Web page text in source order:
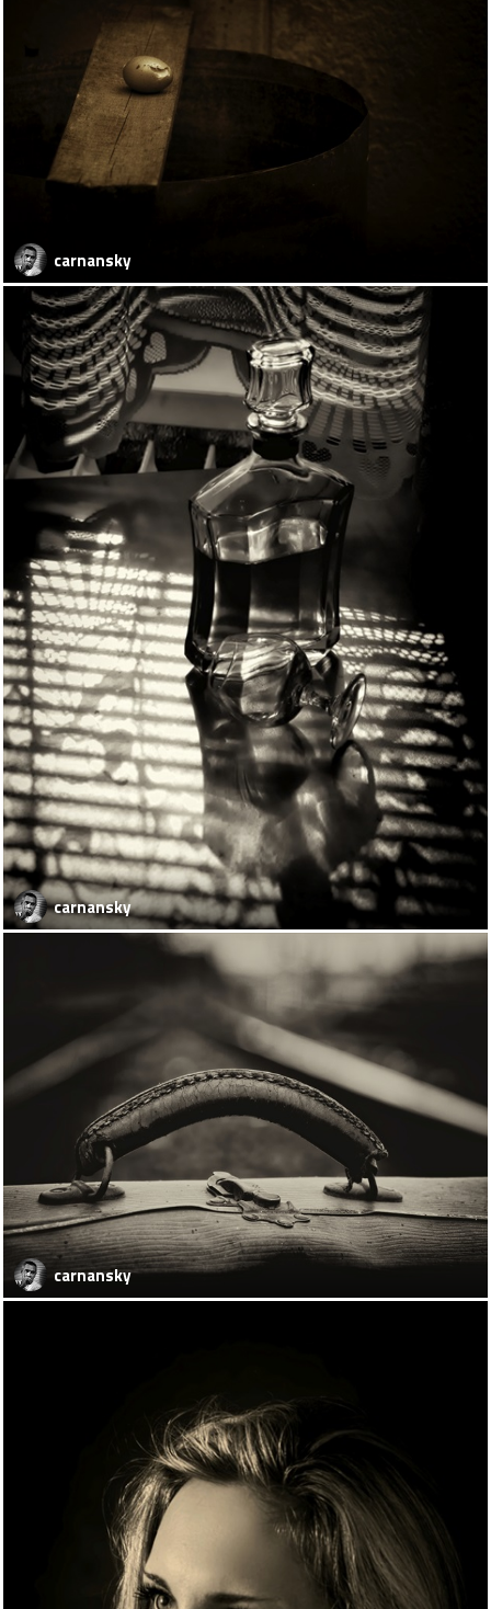
carnansky
carnansky
carnansky